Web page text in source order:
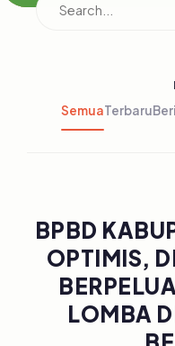
SemuaTerbaru
BPBD
OPTIMIS,
LOMBA